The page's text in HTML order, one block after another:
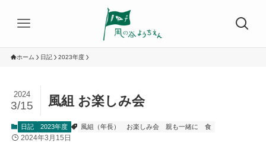
ホーム 日記 2023年度
風組 お楽しみ会
2024
3/15
日記 2023年度 風組（年長） お楽しみ会 親も一緒に 食
2024年3月15日